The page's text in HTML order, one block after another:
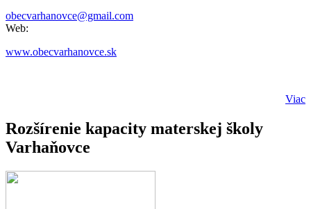
obecvarhanovce@gmail.com
Web:
www.obecvarhanovce.sk
Viac
Rozšírenie kapacity materskej školy
Varhaňovce